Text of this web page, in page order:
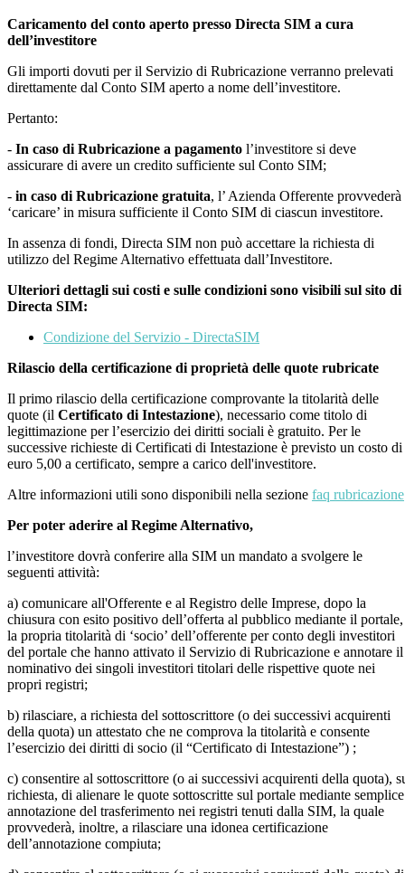
Caricamento del conto aperto presso Directa SIM a cura
dell’investitore
Gli importi dovuti per il Servizio di Rubricazione verranno prelevati
direttamente dal Conto SIM aperto a nome dell’investitore.
Pertanto:
- In caso di Rubricazione a pagamento l’investitore si deve
assicurare di avere un credito sufficiente sul Conto SIM;
- in caso di Rubricazione gratuita, l’ Azienda Offerente provvederà
‘caricare’ in misura sufficiente il Conto SIM di ciascun investitore.
In assenza di fondi, Directa SIM non può accettare la richiesta di
utilizzo del Regime Alternativo effettuata dall’Investitore.
Ulteriori dettagli sui costi e sulle condizioni sono visibili sul sito di
Directa SIM:
Condizione del Servizio - DirectaSIM
Rilascio della certificazione di proprietà delle quote rubricate
Il primo rilascio della certificazione comprovante la titolarità delle
quote (il Certificato di Intestazione), necessario come titolo di
legittimazione per l’esercizio dei diritti sociali è gratuito. Per le
successive richieste di Certificati di Intestazione è previsto un costo di
euro 5,00 a certificato, sempre a carico dell'investitore.
Altre informazioni utili sono disponibili nella sezione faq rubricazione
Per poter aderire al Regime Alternativo,
l’investitore dovrà conferire alla SIM un mandato a svolgere le
seguenti attività:
a) comunicare all'Offerente e al Registro delle Imprese, dopo la
chiusura con esito positivo dell’offerta al pubblico mediante il portale,
la propria titolarità di ‘socio’ dell’offerente per conto degli investitori
del portale che hanno attivato il Servizio di Rubricazione e annotare il
nominativo dei singoli investitori titolari delle rispettive quote nei
propri registri;
b) rilasciare, a richiesta del sottoscrittore (o dei successivi acquirenti
della quota) un attestato che ne comprova la titolarità e consente
l’esercizio dei diritti di socio (il “Certificato di Intestazione”) ;
c) consentire al sottoscrittore (o ai successivi acquirenti della quota),
richiesta, di alienare le quote sottoscritte sul portale mediante semplice
annotazione del trasferimento nei registri tenuti dalla SIM, la quale
provvederà, inoltre, a rilasciare una idonea certificazione
dell’annotazione compiuta;